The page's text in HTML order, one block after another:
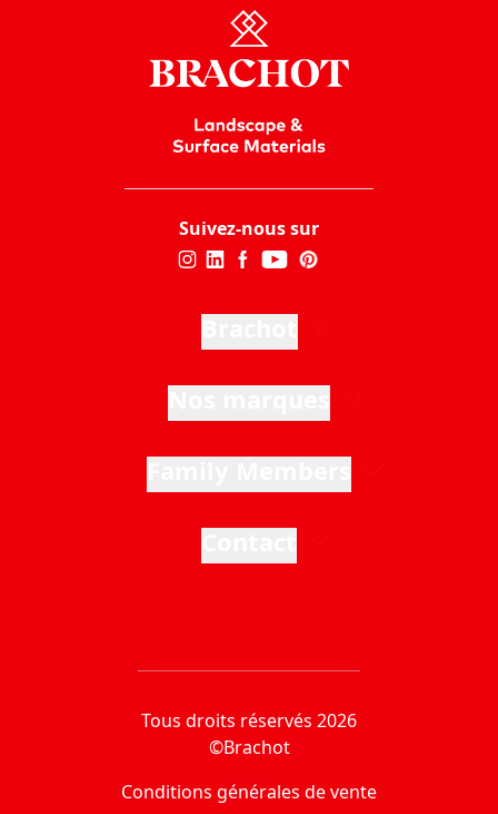
Suivez-nous sur
Tous droits réservés 2026
©Brachot
Conditions générales de vente